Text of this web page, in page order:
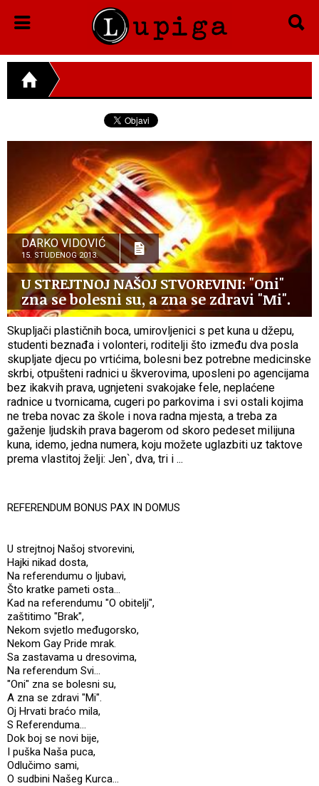
DARKO VIDOVIĆ
15. STUDENOG 2013.
U STREJTNOJ NAŠOJ STVOREVINI: "Oni"
zna se bolesni su, a zna se zdravi "Mi".
Skupljači plastičnih boca, umirovljenici s pet kuna u džepu,
studenti beznađa i volonteri, roditelji što između dva posla
skupljate djecu po vrtićima, bolesni bez potrebne medicinske
skrbi, otpušteni radnici u škverovima, uposleni po agencijama
bez ikakvih prava, ugnjeteni svakojake fele, neplaćene
radnice u tvornicama, cugeri po parkovima i svi ostali kojima
ne treba novac za škole i nova radna mjesta, a treba za
gaženje ljudskih prava bagerom od skoro pedeset milijuna
kuna, idemo, jedna numera, koju možete uglazbiti uz taktove
prema vlastitoj želji: Jen`, dva, tri i ...
REFERENDUM BONUS PAX IN DOMUS
U strejtnoj Našoj stvorevini,
Hajki nikad dosta,
Na referendumu o ljubavi,
Što kratke pameti osta...
Kad na referendumu "O obitelji",
zaštitimo "Brak",
Nekom svjetlo međugorsko,
Nekom Gay Pride mrak.
Sa zastavama u dresovima,
Na referendum Svi...
"Oni" zna se bolesni su,
A zna se zdravi "Mi".
Oj Hrvati braćo mila,
S Referenduma...
Dok boj se novi bije,
I puška Naša puca,
Odlučimo sami,
O sudbini Našeg Kurca...